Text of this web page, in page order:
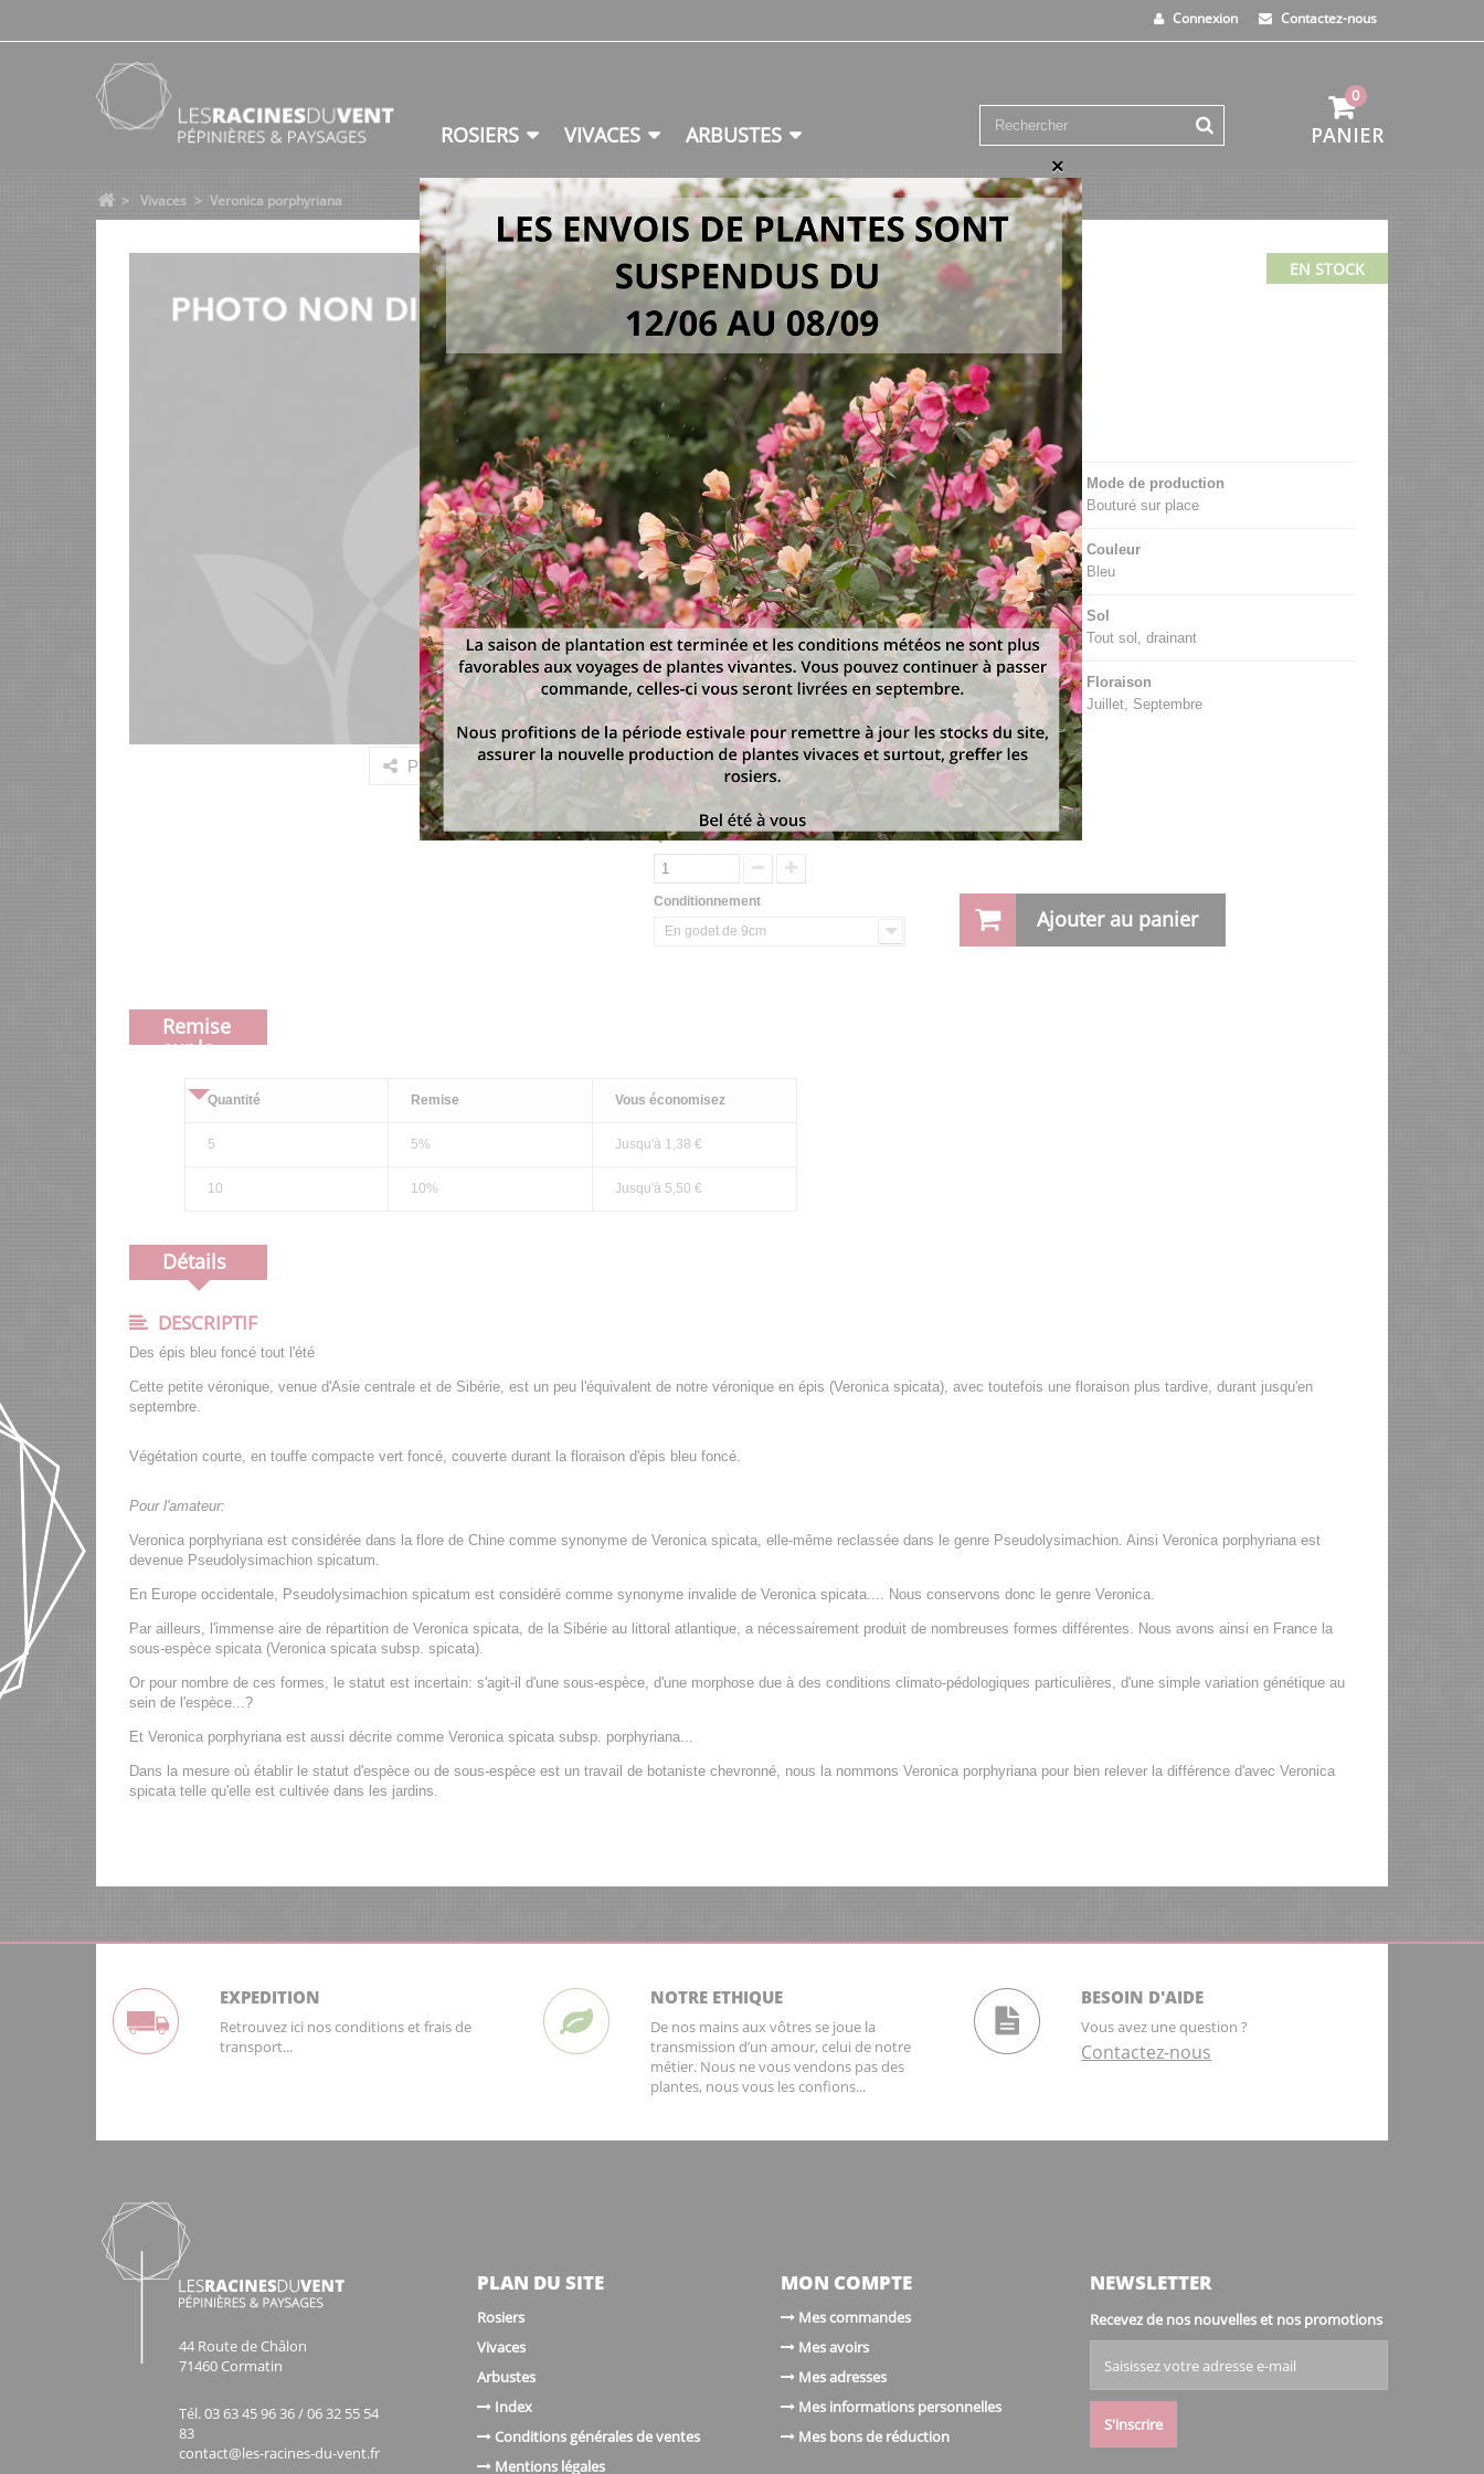
Contactez-nous
Connexion
ROSIERS VIVACES ARBUSTES PANIER
0
×
> Vivaces > Veronica porphyriana
EN STOCK
Imprimer
Partager
VIVACE
Scrophulariaceae
Veronica porphyriana
Biotope: Prairies maigres et forêts de conifères
Origine: Asie centrale, Chine (nord-ouest du Xinjiang), Sibérie
Rusticité
Z3 (-40°C à -35°C)
Mode de production
Bouturé sur place
Exposition
Soleil, mi-ombre
Couleur
Bleu
Hauteur
30 cm
Sol
Tout sol, drainant
Largeur
25 cm
Floraison
Juillet, Septembre
5,50 €
Quantité
Conditionnement
En godet de 9cm
Ajouter au panier
Remise
sur la
Quantité Remise Vous économisez
5 5% Jusqu'à 1,38 €
10 10% Jusqu'à 5,50 €
Détails
DESCRIPTIF
Des épis bleu foncé tout l'été
Cette petite véronique, venue d'Asie centrale et de Sibérie, est un peu l'équivalent de notre véronique en épis (Veronica spicata), avec toutefois une floraison plus tardive, durant jusqu'en
septembre.
Végétation courte, en touffe compacte vert foncé, couverte durant la floraison d'épis bleu foncé.
Pour l'amateur:
Veronica porphyriana est considérée dans la flore de Chine comme synonyme de Veronica spicata, elle-même reclassée dans le genre Pseudolysimachion. Ainsi Veronica porphyriana est
devenue Pseudolysimachion spicatum.
En Europe occidentale, Pseudolysimachion spicatum est considéré comme synonyme invalide de Veronica spicata.... Nous conservons donc le genre Veronica.
Par ailleurs, l'immense aire de répartition de Veronica spicata, de la Sibérie au littoral atlantique, a nécessairement produit de nombreuses formes différentes. Nous avons ainsi en France la
sous-espèce spicata (Veronica spicata subsp. spicata).
Or pour nombre de ces formes, le statut est incertain: s'agit-il d'une sous-espèce, d'une morphose due à des conditions climato-pédologiques particulières, d'une simple variation génétique au
sein de l'espèce...?
Et Veronica porphyriana est aussi décrite comme Veronica spicata subsp. porphyriana...
Dans la mesure où établir le statut d'espèce ou de sous-espèce est un travail de botaniste chevronné, nous la nommons Veronica porphyriana pour bien relever la différence d'avec Veronica
spicata telle qu'elle est cultivée dans les jardins.
EXPEDITION
Retrouvez ici nos conditions et frais de
transport...
NOTRE ETHIQUE
De nos mains aux vôtres se joue la
transmission d’un amour, celui de notre
métier. Nous ne vous vendons pas des
plantes, nous vous les confions...
BESOIN D'AIDE
Vous avez une question ?
Contactez-nous
44 Route de Châlon
71460 Cormatin
Tél. 03 63 45 96 36 / 06 32 55 54
83
contact@les-racines-du-vent.fr
PLAN DU SITE
Rosiers
Vivaces
Arbustes
Index
Conditions générales de ventes
Mentions légales
MON COMPTE
Mes commandes
Mes avoirs
Mes adresses
Mes informations personnelles
Mes bons de réduction
NEWSLETTER
Recevez de nos nouvelles et nos promotions
S'inscrire